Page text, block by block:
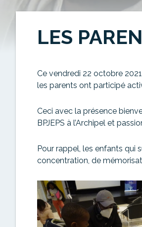
LES
Ce vendredi 22 octobre
les parents ont participé
Ceci avec la présence
BPJEPS à l’Archipel et
Pour rappel, les enfants qui
concentration, de